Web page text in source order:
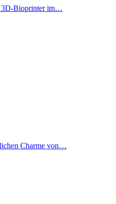
3D-Bioprinter im…
Charme von…